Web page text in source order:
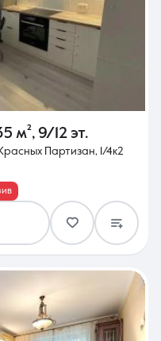
м², 9/12 эт.
Партизан, 1/4к2